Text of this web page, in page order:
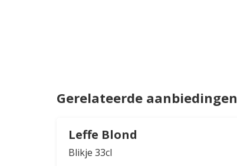
Gerelateerde aanbiedingen
Leffe Blond
Blikje 33cl